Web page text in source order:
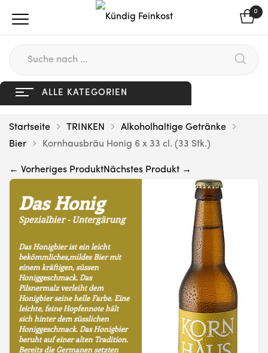
0
ALLE KATEGORIEN
Startseite TRINKEN
Alkoholhaltige Getränke
Bier
Kornhausbräu Honig 6 x 33 cl. (33 Stk.)
← Vorheriges ProduktNächstes Produkt →